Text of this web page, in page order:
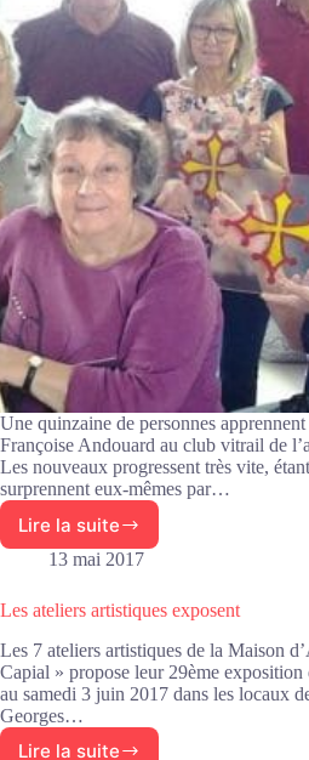
la
section
Une quinzaine de personnes
Françoise Andouard au club vitrail de
Les nouveaux progressent très vite,
surprennent eux-mêmes par…
Lire la suiteRecyclage
au
vitrail
13 mai 2017
Les ateliers artistiques exposent
Les 7 ateliers artistiques de la Maison
Capial » propose leur 29ème
au samedi 3 juin 2017 dans les locaux
Georges…
Lire la suite